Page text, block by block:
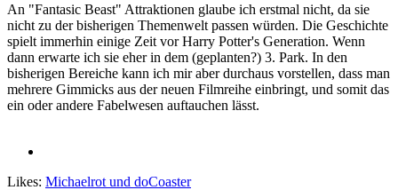
An "Fantasic Beast" Attraktionen glaube ich erstmal nicht, da sie
nicht zu der bisherigen Themenwelt passen würden. Die Geschichte
spielt immerhin einige Zeit vor Harry Potter's Generation. Wenn
dann erwarte ich sie eher in dem (geplanten?) 3. Park. In den
bisherigen Bereiche kann ich mir aber durchaus vorstellen, dass man
mehrere Gimmicks aus der neuen Filmreihe einbringt, und somit das
ein oder andere Fabelwesen auftauchen lässt.
Likes: Michaelrot und doCoaster